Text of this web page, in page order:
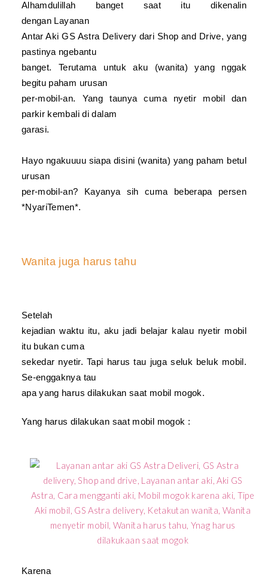
Alhamdulillah banget saat itu dikenalin
dengan Layanan
Antar Aki GS Astra Delivery dari Shopand Drive, yang
pastinya ngebantu
banget. Terutama untuk aku (wanita) yang nggak
begitu paham urusan
per-mobil-an. Yang taunya cuma nyetir mobil dan
parkir kembali di dalam
garasi.
Hayo ngakuuuu siapa disini (wanita) yang paham betul
urusan
per-mobil-an? Kayanya sih cuma beberapa persen
*NyariTemen*.
Wanita juga harus tahu
Setelah
kejadian waktu itu, aku jadi belajar kalau nyetir mobil
itu bukan cuma
sekedar nyetir. Tapi harus tau juga seluk beluk mobil.
Se-enggaknya tau
apa yang harus dilakukan saat mobil mogok.
Yang harus dilakukan saat mobil mogok :
Karena